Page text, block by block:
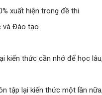
xuất hiện trong đề thi
và Đào tạo
kiến thức cần nhớ để học
tập lại kiến thức một lần